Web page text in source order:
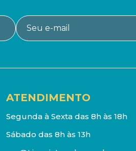
ATENDIMENTO
Segunda à Sexta das 8h às 18h
Sábado das 8h às 13h